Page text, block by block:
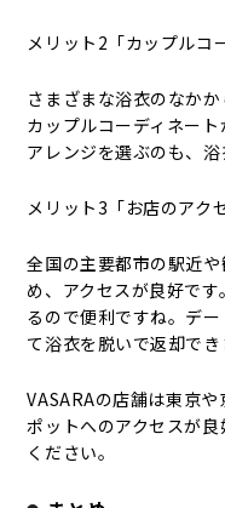
メリット2「カップルコ
さまざまな浴衣のなか
カップルコーディネー
アレンジを選ぶのも、浴
メリット3「お店のアク
全国の主要都市の駅近
め、アクセスが良好で
るので便利ですね。デ
て浴衣を脱いで返却でき
VASARAの店舗は東京
ポットへのアクセスが
ください。